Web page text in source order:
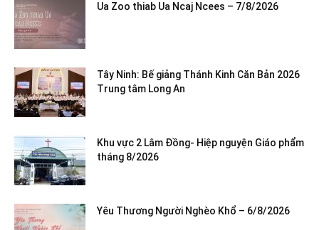
Ua Zoo thiab Ua Ncaj Ncees – 7/8/2026
Tây Ninh: Bế giảng Thánh Kinh Căn Bản 2026
Trung tâm Long An
Khu vực 2 Lâm Đồng- Hiệp nguyện Giáo phẩm
tháng 8/2026
Yêu Thương Người Nghèo Khổ – 6/8/2026